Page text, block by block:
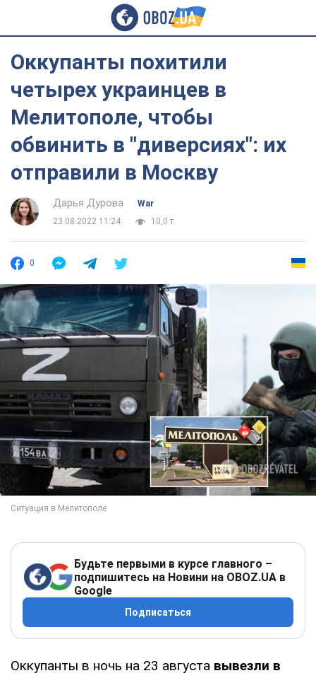
Оккупанты похитили
четырех украинцев в
Мелитополе, чтобы
обвинить в "диверсиях": их
отправили в Москву
Дарья Дурова
War
23.08.2022 11:24
10,0 т.
0
Будьте первыми в курсе главного –
подпишитесь на Новини на OBOZ.UA в
Google
Подписаться
Оккупанты в ночь на 23 августа вывезли в